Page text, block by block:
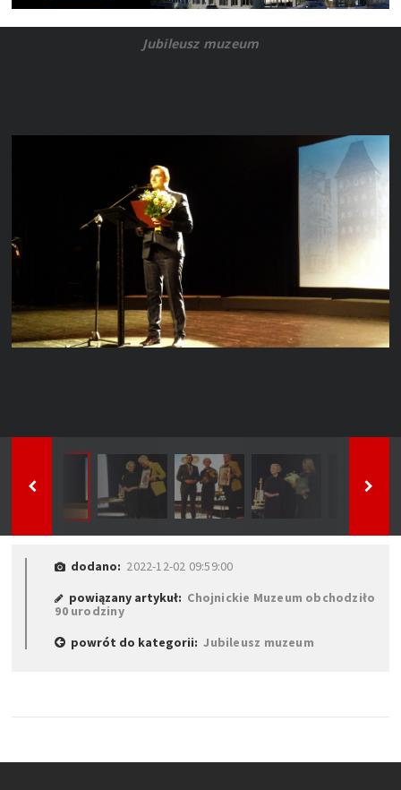
Jubileusz muzeum
dodano: 2022-12-02 09:59:00
powiązany artykuł: Chojnickie Muzeum obchodziło
90 urodziny
powrót do kategorii:Jubileusz muzeum